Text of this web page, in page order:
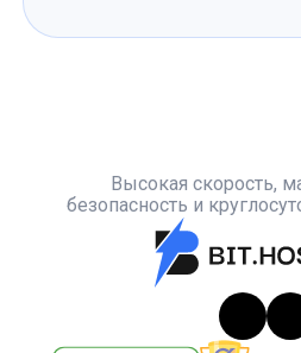
Высокая скорость,
безопасность и